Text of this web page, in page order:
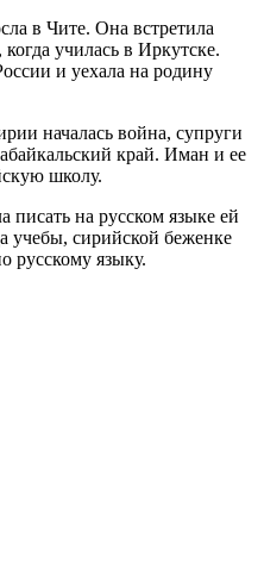
в Чите. Она встретила
училась в Иркутске.
и уехала на родину
началась война, супруги
край. Иман и ее
школу.
писать на русском языке ей
учебы, сирийской беженке
русскому языку.